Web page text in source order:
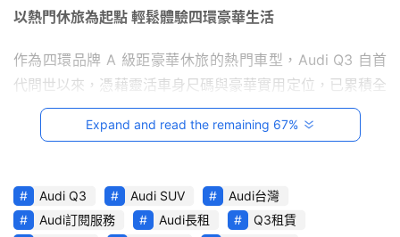
灣
與
生
界
玩
C
以熱門休旅為起點 輕鬆體驗四環豪華生活
作為四環品牌 A 級距豪華休旅的熱門車型，Audi Q3 自首
代問世以來，憑藉靈活車身尺碼與豪華實用定位，已累積全
球超過 250 萬名車主的肯定；台灣奧迪總裁安薩瑞 (Rahil
Ansari) 提到：「現代消費者用車習慣及接觸豪華新車方式
式，率先體驗品牌與產品魅力。台灣奧迪持續拓展多元移動
服務，此次與格上租車首度合作，因應國內用車趨勢，推出
Expand and read the remaining 67%
Audi Q3 Audi SUV
Audi台灣
Audi訂閱服務
Audi長租
Q3租賃